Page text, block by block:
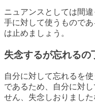
ニュアンスとしては間
手に対して使うもので
は止めましょう。
失念するが忘れるの
自分に対して忘れるを
であるため、自分に対
せん、失念しおりました